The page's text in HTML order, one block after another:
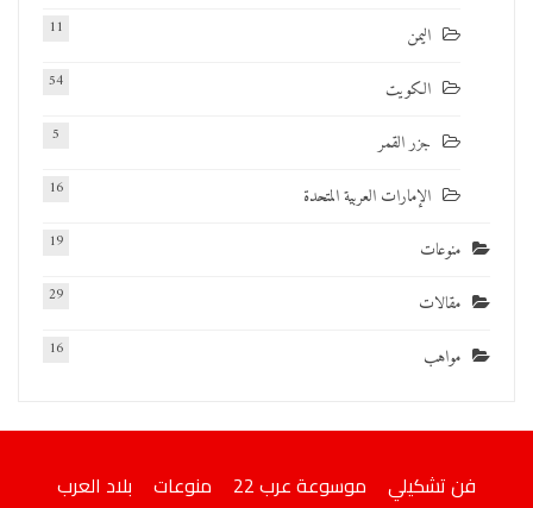
اليمن 11
الكويت 54
جزر القمر 5
الإمارات العربية المتحدة 16
منوعات 19
مقالات 29
مواهب 16
فن تشكيلي موسوعة عرب 22 منوعات
بلاد العرب